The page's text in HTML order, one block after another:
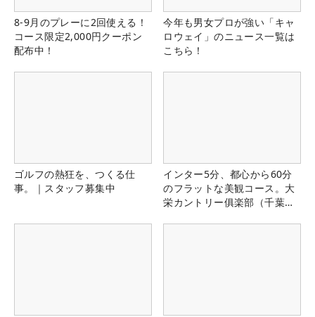
8-9月のプレーに2回使える！
コース限定2,000円クーポン
配布中！
今年も男女プロが強い「キャ
ロウェイ」のニュース一覧は
こちら！
ゴルフの熱狂を、つくる仕
事。｜スタッフ募集中
インター5分、都心から60分
のフラットな美観コース。大
栄カントリー俱楽部（千葉